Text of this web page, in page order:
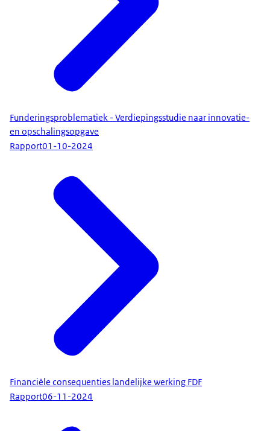
Funderingsproblematiek - Verdiepingsstudie naar innovatie-
en opschalingsopgave
Rapport01-10-2024
Financiële consequenties landelijke werking FDF
Rapport06-11-2024